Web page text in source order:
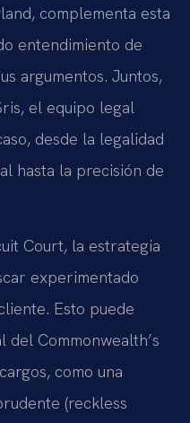
complementa esta
entendimiento de
argumentos. Juntos,
el equipo legal
desde la legalidad
hasta la precisión de
Court, la estrategia
experimentado
Esto puede
del Commonwealth’s
como una
(reckless